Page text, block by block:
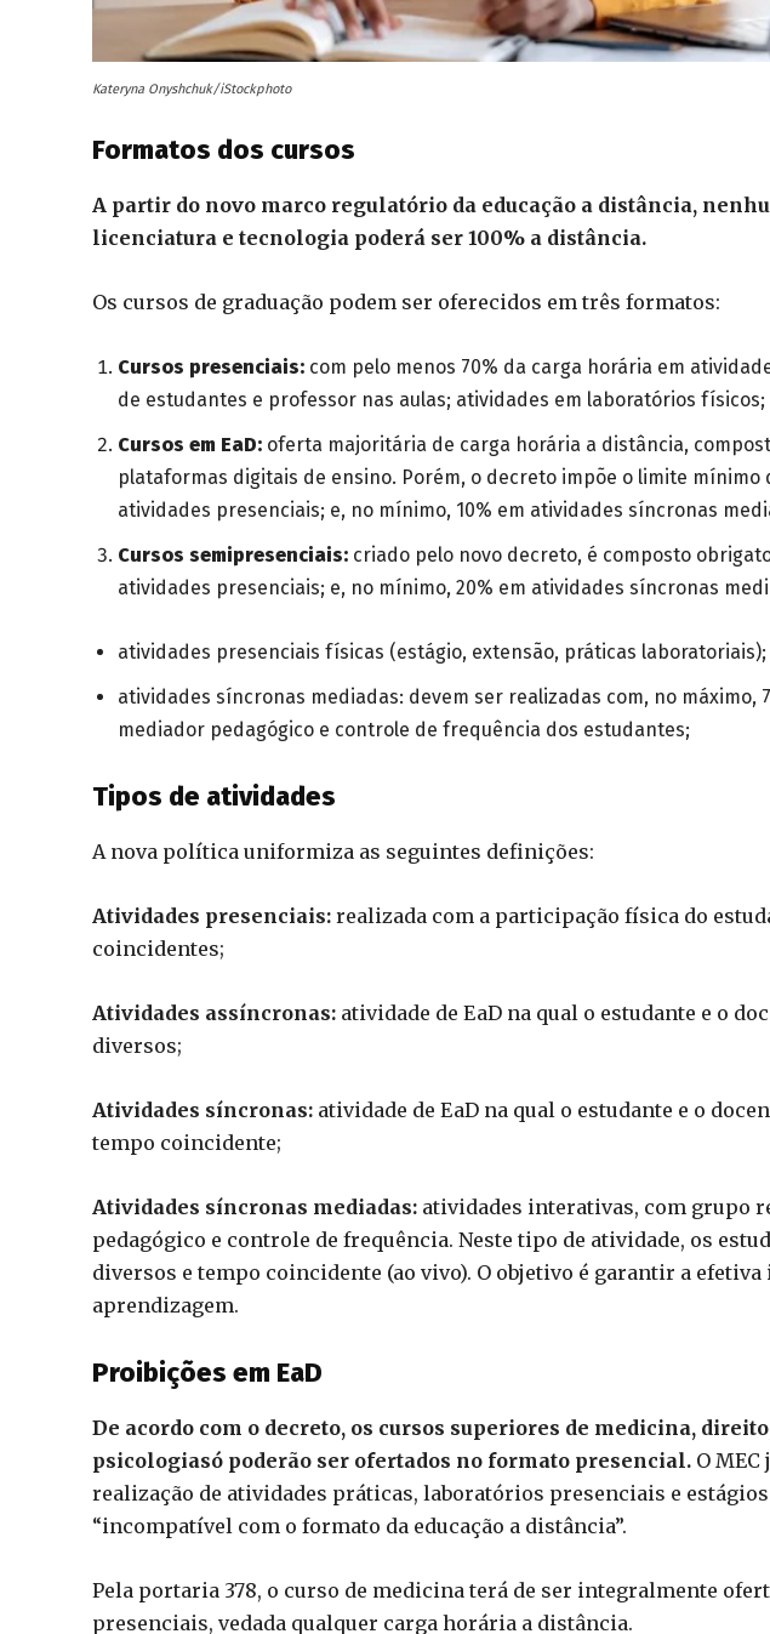
Kateryna Onyshchuk/iStockphoto
Formatos dos cursos
A partir do novo marco regulatório da educação a distância,
licenciatura e tecnologia poderá ser 100% a distância.
Os cursos de graduação podem ser oferecidos em três formatos:
Cursos presenciais: com pelo menos 70% da carga horária em
de estudantes e professor nas aulas; atividades em laboratórios
Cursos em EaD: oferta majoritária de carga horária a distância,
plataformas digitais de ensino. Porém, o decreto impõe o limite mínimo
atividades presenciais; e, no mínimo, 10% em atividades síncronas
Cursos semipresenciais: criado pelo novo decreto, é composto
atividades presenciais; e, no mínimo, 20% em atividades síncronas
atividades presenciais físicas (estágio, extensão, práticas laboratoriais);
atividades síncronas mediadas: devem ser realizadas com, no máximo,
mediador pedagógico e controle de frequência dos estudantes;
Tipos de atividades
A nova política uniformiza as seguintes definições:
Atividades presenciais: realizada com a participação física do
coincidentes;
Atividades assíncronas: atividade de EaD na qual o estudante e o
diversos;
Atividades síncronas: atividade de EaD na qual o estudante e o
tempo coincidente;
Atividades síncronas mediadas: atividades interativas, com grupo
pedagógico e controle de frequência. Neste tipo de atividade, os
diversos e tempo coincidente (ao vivo). O objetivo é garantir a
aprendizagem.
Proibições em EaD
De acordo com o decreto, os cursos superiores de medicina,
psicologiasó poderão ser ofertados no formato presencial. O
realização de atividades práticas, laboratórios presenciais e
“incompatível com o formato da educação a distância”.
Pela portaria 378, o curso de medicina terá de ser integralmente
presenciais, vedada qualquer carga horária a distância.